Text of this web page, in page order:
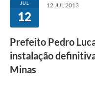
JUL
12
12 JUL 2013
Prefeito Pedro
instalação
Minas